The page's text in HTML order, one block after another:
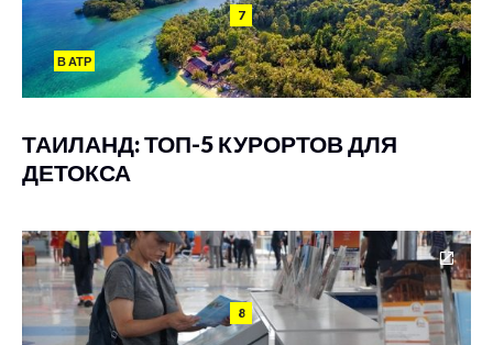
7
В АТР
ТАИЛАНД: ТОП-5 КУРОРТОВ ДЛЯ
ДЕТОКСА
8